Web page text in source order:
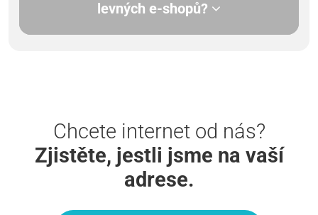
levných e-shopů?
Chcete internet od nás?
Zjistěte, jestli jsme na vaší
adrese.